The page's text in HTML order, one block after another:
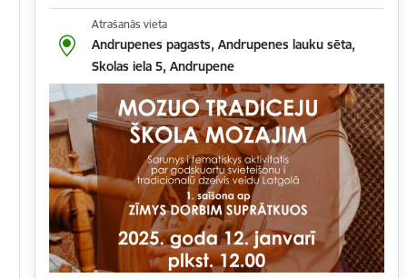
Atrašanās vieta
Andrupenes pagasts, Andrupenes lauku sēta,
Skolas iela 5, Andrupene